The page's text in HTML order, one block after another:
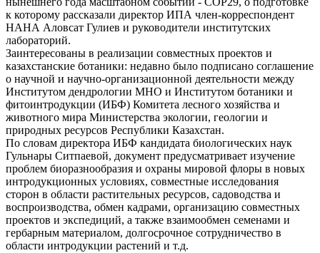
к которому рассказали директор ИПА член-корреспондент
НАНА Аловсат Гулиев и руководители институтских
лабораторий.
Заинтересованы в реализации совместных проектов и
казахстанские ботаники: недавно было подписано соглашение
о научной и научно-организационной деятельности между
Институтом дендрологии МНО и Институтом ботаники и
фитоинтродукции (ИБФ) Комитета лесного хозяйства и
животного мира Министерства экологии, геологии и
природных ресурсов Республики Казахстан.
По словам директора ИБФ кандидата биологических наук
Гульнары Ситпаевой, документ предусматривает изучение
проблем биоразнообразия и охраны мировой флоры в новых
интродукционных условиях, совместные исследования
сторон в области растительных ресурсов, садоводства и
воспроизводства, обмен кадрами, организацию совместных
проектов и экспедиций, а также взаимообмен семенами и
гербарным материалом, долгосрочное сотрудничество в
области интродукции растений и т.д.